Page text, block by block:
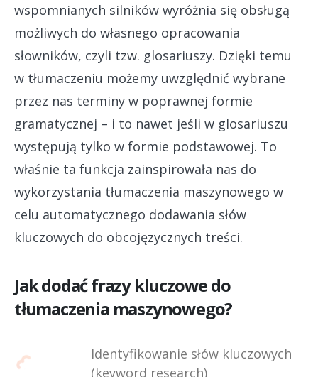
wspomnianych silników wyróżnia się obsługą
możliwych do własnego opracowania
słowników, czyli tzw. glosariuszy. Dzięki temu
w tłumaczeniu możemy uwzględnić wybrane
przez nas terminy w poprawnej formie
gramatycznej – i to nawet jeśli w glosariuszu
występują tylko w formie podstawowej. To
właśnie ta funkcja zainspirowała nas do
wykorzystania tłumaczenia maszynowego w
celu automatycznego dodawania słów
kluczowych do obcojęzycznych treści.
Jak dodać frazy kluczowe do
tłumaczenia maszynowego?
Identyfikowanie słów kluczowych
(keyword research)